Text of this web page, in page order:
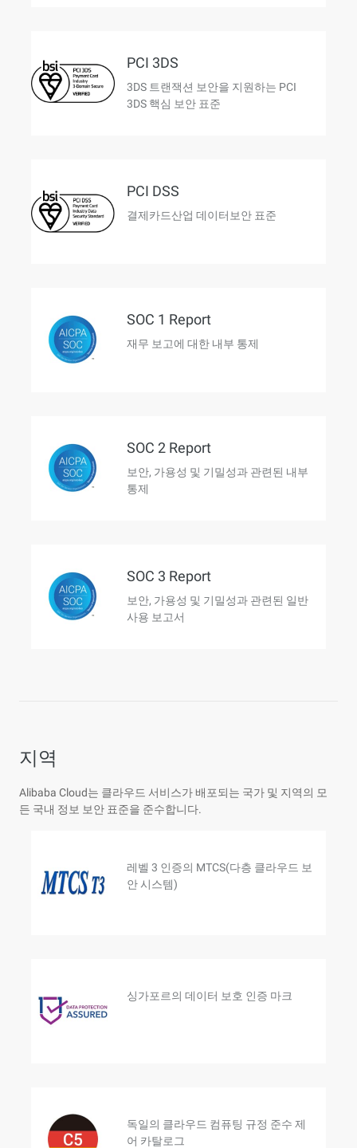
PCI 3DS
3DS 트랜잭션 보안을 지원하는 PCI
3DS 핵심 보안 표준
PCI DSS
결제카드산업 데이터보안 표준
SOC 1 Report
재무 보고에 대한 내부 통제
SOC 2 Report
보안, 가용성 및 기밀성과 관련된 내부
통제
SOC 3 Report
보안, 가용성 및 기밀성과 관련된 일반
사용 보고서
지역
Alibaba Cloud는 클라우드 서비스가 배포되는 국가 및 지역의 모
든 국내 정보 보안 표준을 준수합니다.
레벨 3 인증의 MTCS(다층 클라우드 보
안 시스템)
싱가포르의 데이터 보호 인증 마크
독일의 클라우드 컴퓨팅 규정 준수 제
어 카탈로그